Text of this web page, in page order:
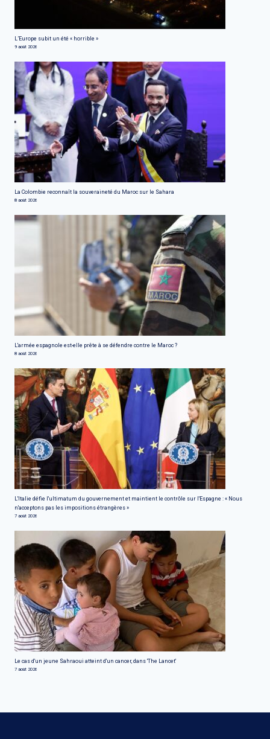
L’Europe subit un été « horrible »
9 août 2026
La Colombie reconnaît la souveraineté du Maroc sur le Sahara
8 août 2026
L'armée espagnole est-elle prête à se défendre contre le Maroc ?
8 août 2026
L'Italie défie l'ultimatum du gouvernement et maintient le contrôle sur l'Espagne : « Nous
n'acceptons pas les impositions étrangères »
7 août 2026
Le cas d'un jeune Sahraoui atteint d'un cancer, dans 'The Lancet'
7 août 2026